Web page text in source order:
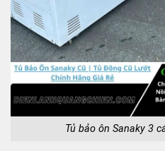
Tủ bảo ôn Sanaky 3